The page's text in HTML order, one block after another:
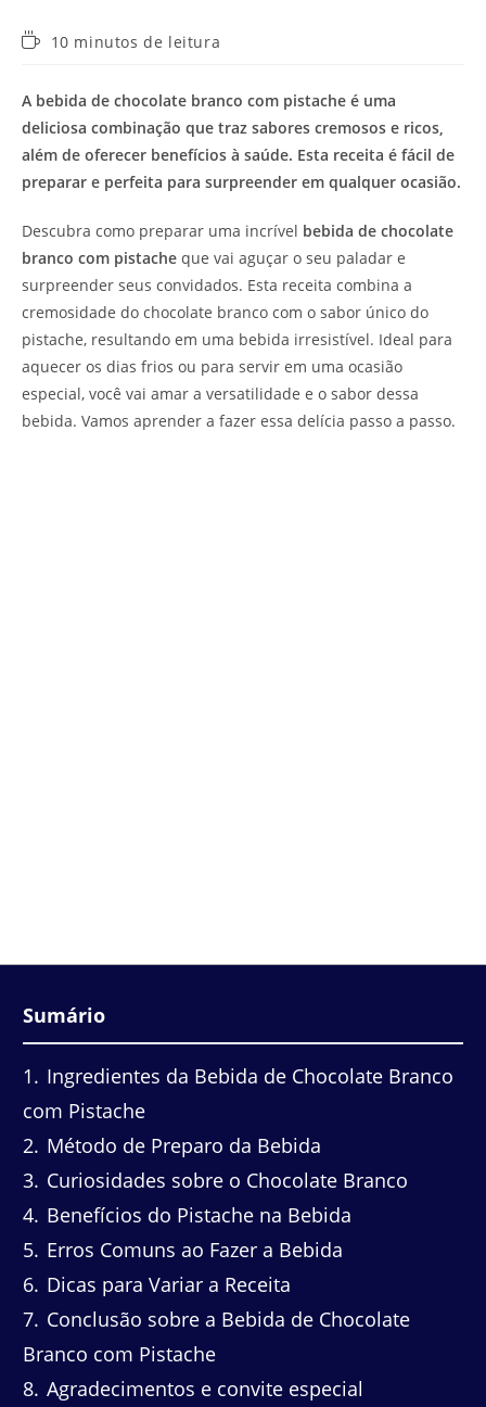
Tempo10 minutos de leitura
A bebida de chocolate branco com pistache é uma
deliciosa combinação que traz sabores cremosos e ricos,
além de oferecer benefícios à saúde. Esta receita é fácil de
preparar e perfeita para surpreender em qualquer ocasião.
Descubra como preparar uma incrível bebida de chocolate
branco com pistache que vai aguçar o seu paladar e
surpreender seus convidados. Esta receita combina a
cremosidade do chocolate branco com o sabor único do
pistache, resultando em uma bebida irresistível. Ideal para
aquecer os dias frios ou para servir em uma ocasião
especial, você vai amar a versatilidade e o sabor dessa
bebida. Vamos aprender a fazer essa delícia passo a passo.
Sumário
1
Ingredientes da Bebida de Chocolate Branco
com Pistache
2 Método de Preparo da Bebida
3 Curiosidades sobre o Chocolate Branco
4 Benefícios do Pistache na Bebida
5 Erros Comuns ao Fazer a Bebida
6 Dicas para Variar a Receita
7 Conclusão sobre a Bebida de Chocolate
Branco com Pistache
8 Agradecimentos e convite especial